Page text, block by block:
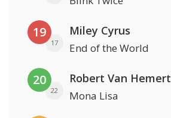
19
17
Miley Cyrus
End of the World
20
22
Robert Van Hemert
Mona Lisa